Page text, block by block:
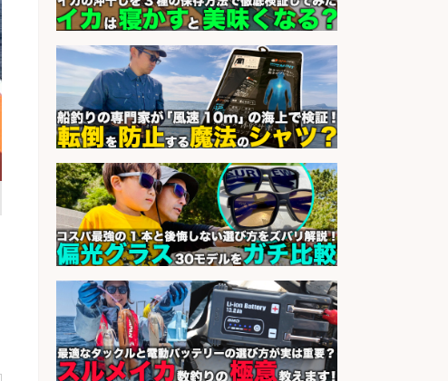
さかな専門学校の教員 教員免許不
要/水産業界の知識と経験を活かす
会社名
学校法人水野学園日本さかな専
門学校
sponsored by 求人ボックス
計」
会社名 メガバス株式会社
sponsored by 求人ボックス
釣り具/評価・テスト・実験/釣り具
部品・工業用部品メーカー/Excel
会社名 株式会社スタッフサービス
sponsored by 求人ボックス